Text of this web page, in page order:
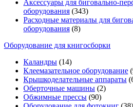
Аксессуары для биговально-
оборудования (343)
Расходные материалы для
оборудования (8)
Оборудование для книгосборки
Каландры (14)
Клеемазательное оборудование
Крышкоделательные аппараты
Оберточные машины (2)
Обжимные прессы (90)